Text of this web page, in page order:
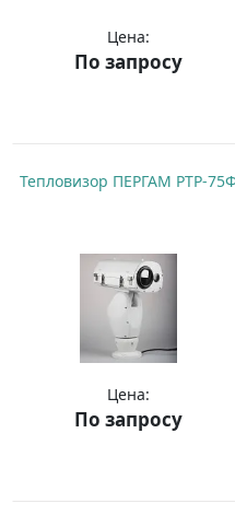
Цена:
По запросу
Тепловизор ПЕРГАМ РТР-
Цена:
По запросу